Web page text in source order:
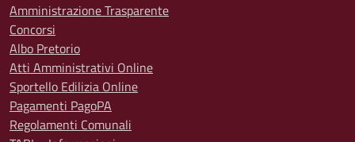
Amministrazione Trasparente
Concorsi
Albo Pretorio
Atti Amministrativi Online
Sportello Edilizia Online
Pagamenti PagoPA
Regolamenti Comunali